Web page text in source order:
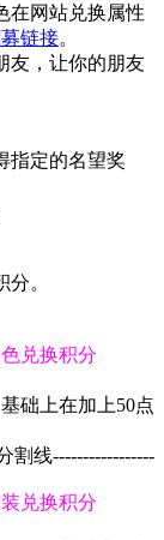
在网站兑换属性
链接。
友，让你的朋友
指定的名望奖
。
兑换积分
础上在加上50点
割线-----------------
兑换积分